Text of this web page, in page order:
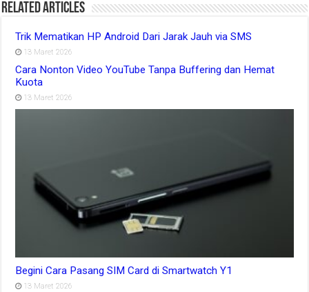
Related Articles
Trik Mematikan HP Android Dari Jarak Jauh via SMS
13 Maret 2026
Cara Nonton Video YouTube Tanpa Buffering dan Hemat
Kuota
13 Maret 2026
Begini Cara Pasang SIM Card di Smartwatch Y1
13 Maret 2026